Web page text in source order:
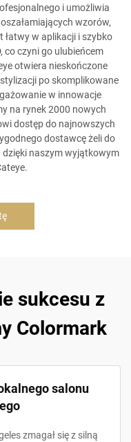
i umożliwia
wzorów,
łatwy w aplikacji i szybko
co czyni go ulubieńcem
otwiera nieskończone
po skomplikowane
w innowacje
na rynek 2000 nowych
dostęp do najnowszych
dostawcę żeli do
dzięki naszym wyjątkowym
sukcesu z
Colormark
salonu
zmagał się z silną